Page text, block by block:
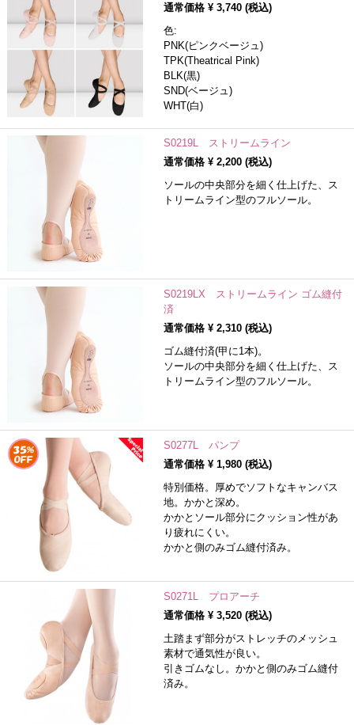
通常価格 ¥ 3,740(税込)
色:
PNK(ピンクベージュ)
TPK(Theatrical Pink)
BLK(黒)
SND(ベージュ)
WHT(白)
S0219L ストリームライン
通常価格 ¥ 2,200(税込)
ソールの中央部分を細く仕上げた、ス
トリームライン型のフルソール。
S0219LX ストリームライン ゴム縫付
済
通常価格 ¥ 2,310(税込)
ゴム縫付済(甲に1本)。
ソールの中央部分を細く仕上げた、ス
トリームライン型のフルソール。
S0277L パンプ
通常価格 ¥ 1,980(税込)
特別価格。厚めでソフトなキャンバス
地。かかと深め。
かかとソール部分にクッション性があ
り疲れにくい。
かかと側のみゴム縫付済み。
S0271L プロアーチ
通常価格 ¥ 3,520(税込)
土踏まず部分がストレッチのメッシュ
素材で通気性が良い。
引きゴムなし。かかと側のみゴム縫付
済み。